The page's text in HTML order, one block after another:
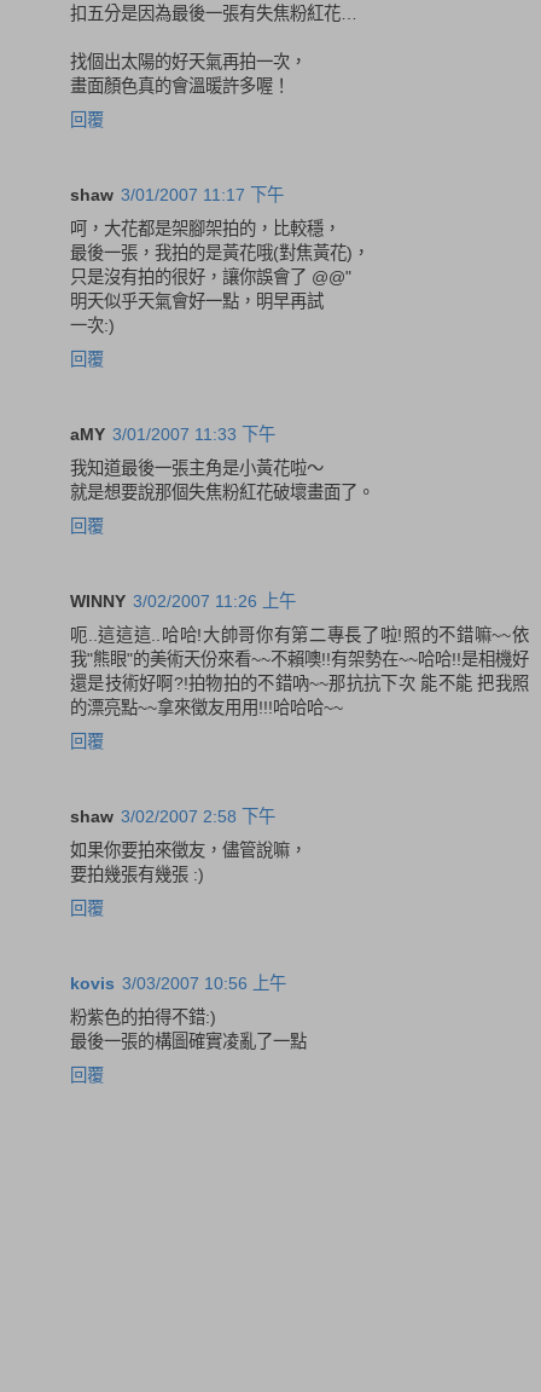
扣五分是因為最後一張有失焦粉紅花…
找個出太陽的好天氣再拍一次，
畫面顏色真的會溫暖許多喔！
回覆
shaw 3/01/2007 11:17 下午
呵，大花都是架腳架拍的，比較穩，
最後一張，我拍的是黃花哦(對焦黃花)，
只是沒有拍的很好，讓你誤會了 @@"
明天似乎天氣會好一點，明早再試
一次:)
回覆
aMY 3/01/2007 11:33 下午
我知道最後一張主角是小黃花啦～
就是想要說那個失焦粉紅花破壞畫面了。
回覆
WINNY 3/02/2007 11:26 上午
呃..這這這..哈哈!大帥哥你有第二專長了啦!照的不錯嘛~~依
我"熊眼"的美術天份來看~~不賴噢!!有架勢在~~哈哈!!是相機好
還是技術好啊?!拍物拍的不錯吶~~那抗抗下次 能不能 把我照
的漂亮點~~拿來徵友用用!!!哈哈哈~~
回覆
shaw 3/02/2007 2:58 下午
如果你要拍來徵友，儘管說嘛，
要拍幾張有幾張 :)
回覆
kovis 3/03/2007 10:56 上午
粉紫色的拍得不錯:)
最後一張的構圖確實凌亂了一點
回覆